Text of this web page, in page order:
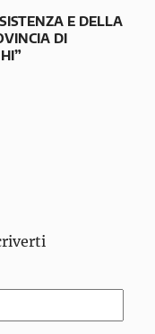
E DELLA
DI